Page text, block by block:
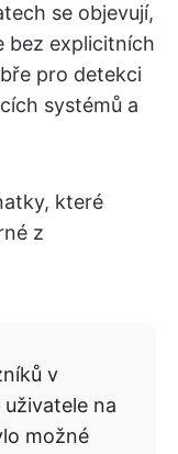
se objevují,
bez explicitních
pro detekci
systémů a
které
z
v
na
možné